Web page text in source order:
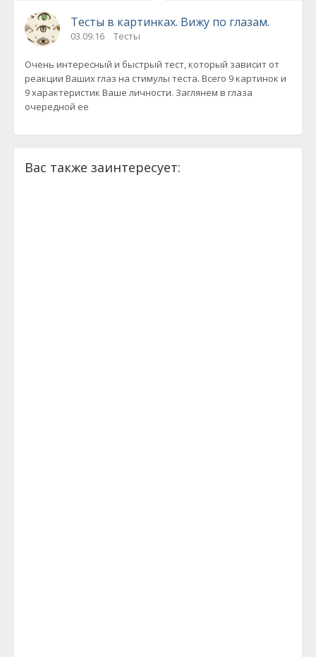
Тесты в картинках. Вижу по глазам.
03.09.16 Тесты
Очень интересный и быстрый тест, который зависит от
реакции Ваших глаз на стимулы теста. Всего 9 картинок и
9 характеристик Ваше личности. Заглянем в глаза
очередной ее
Вас также заинтересует: